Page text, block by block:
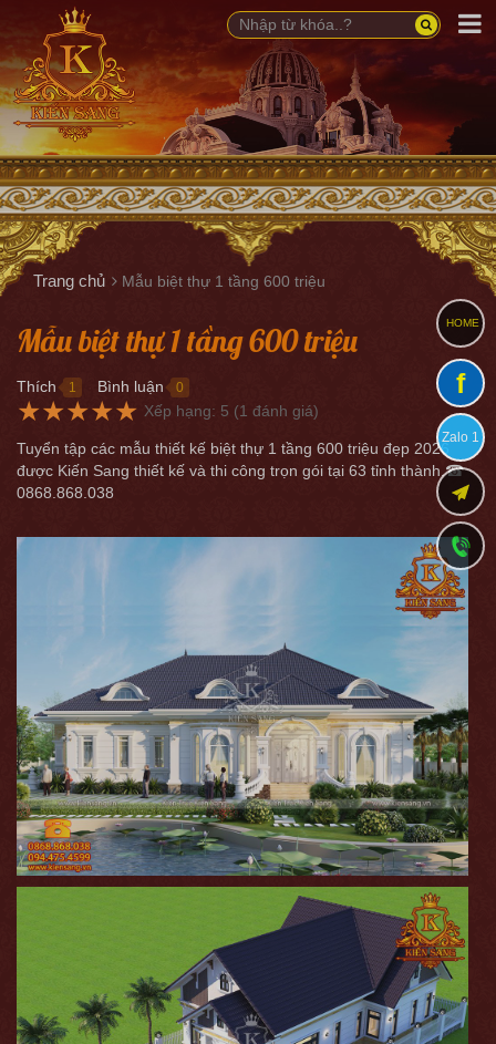
Trang chủ Mẫu biệt thự 1 tầng 600 triệu
Mẫu biệt thự 1 tầng 600 triệu
Thích 1 Bình luận 0
★★★★★ Xếp hạng: 5 (1 đánh giá)
Tuyển tập các mẫu thiết kế biệt thự 1 tầng 600 triệu đẹp 2026
được Kiến Sang thiết kế và thi công trọn gói tại 63 tỉnh thành.☎
0868.868.038
HOME
f
Zalo 1